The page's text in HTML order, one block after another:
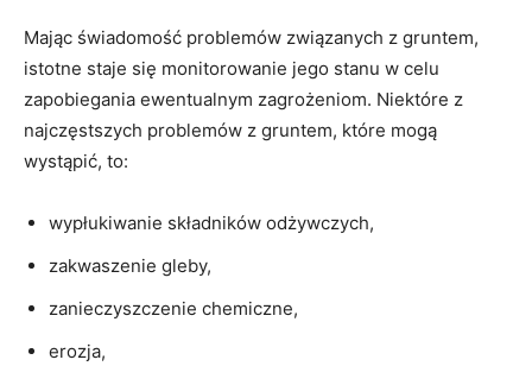
Mając świadomość problemów związanych⁢ z gruntem,‍
istotne staje się⁣ monitorowanie⁤ jego stanu w ​celu‍
zapobiegania ewentualnym ⁣zagrożeniom. Niektóre z
najczęstszych problemów z gruntem, które mogą
wystąpić, to:
wypłukiwanie ‍składników odżywczych,
zakwaszenie gleby,
zanieczyszczenie ‍chemiczne,
erozja,